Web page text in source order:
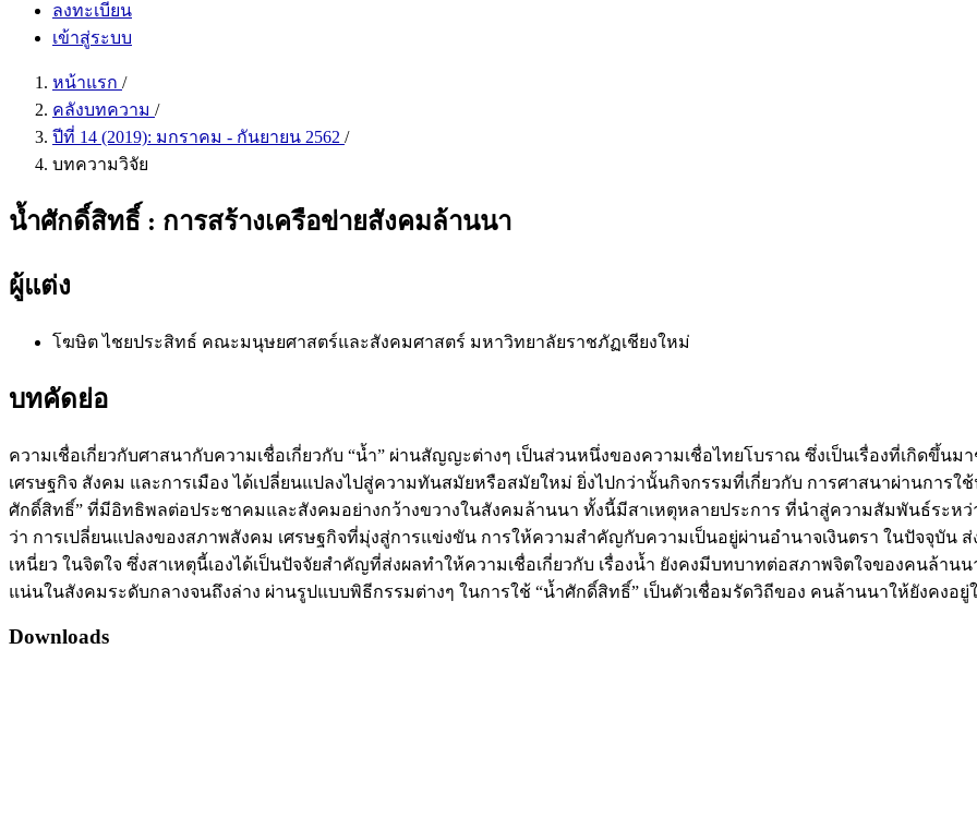
ลงทะเบียน
เข้าสู่ระบบ
หน้าแรก /
คลังบทความ /
ปีที่ 14 (2019): มกราคม - กันยายน 2562 /
บทความวิจัย
น้ำศักดิ์สิทธิ์ : การสร้างเครือข่ายสังคมล้านนา
ผู้แต่ง
โฆษิต ไชยประสิทธ์ คณะมนุษยศาสตร์และสังคมศาสตร์ มหาวิทยาลัยราชภัฏเชียงใหม่
บทคัดย่อ
ความเชื่อเกี่ยวกับศาสนากับความเชื่อเกี่ยวกับ “นํ้า” ผ่านสัญญะต่างๆ เป็นส่วนหนึ่งของความเชื่อไทยโบราณ ซึ่งเป็นเรื่องที่เกิดขึ้น
เศรษฐกิจ สังคม และการเมือง ได้เปลี่ยนแปลงไปสู่ความทันสมัยหรือสมัยใหม่ ยิ่งไปกว่านั้นกิจกรรมที่เกี่ยวกับ การศาสนาผ่านกา
ศักดิ์สิทธิ์” ที่มีอิทธิพลต่อประชาคมและสังคมอย่างกว้างขวางในสังคมล้านนา ทั้งนี้มีสาเหตุหลายประการ ที่นำสู่ความสัมพันธ์ระห
ว่า การเปลี่ยนแปลงของสภาพสังคม เศรษฐกิจที่มุ่งสู่การแข่งขัน การให้ความสำคัญกับความเป็นอยู่ผ่านอำนาจเงินตรา ในปัจจุบัน
เหนี่ยว ในจิตใจ ซึ่งสาเหตุนี้เองได้เป็นปัจจัยสำคัญที่ส่งผลทำให้ความเชื่อเกี่ยวกับ เรื่องนํ้า ยังคงมีบทบาทต่อสภาพจิตใจของคนล้าน
แน่นในสังคมระดับกลางจนถึงล่าง ผ่านรูปแบบพิธีกรรมต่างๆ ในการใช้ “นํ้าศักดิ์สิทธิ์” เป็นตัวเชื่อมรัดวิถีของ คนล้านนาให้ยังคงอ
Downloads